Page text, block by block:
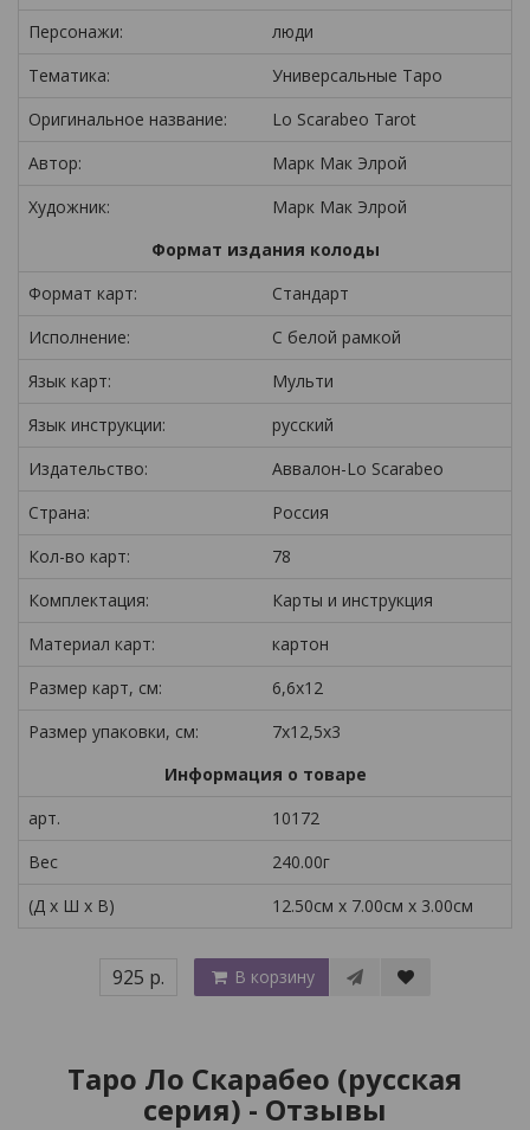
Персонажи:
люди
Тематика:
Универсальные Таро
Оригинальное название:
Lo Scarabeo Tarot
Автор:
Марк Мак Элрой
Художник:
Марк Мак Элрой
Формат издания колоды
Формат карт:
Стандарт
Исполнение:
С белой рамкой
Язык карт:
Мульти
Язык инструкции:
русский
Издательство:
Аввалон-Lo Scarabeo
Страна:
Россия
Кол-во карт:
78
Комплектация:
Карты и инструкция
Материал карт:
картон
Размер карт, см:
6,6x12
Размер упаковки, см:
7x12,5x3
Информация о товаре
арт.
10172
Вес
240.00г
(Д x Ш x В)
12.50см x 7.00см x 3.00см
925 р. В корзину
Таро Ло Скарабео (русская
серия) - Отзывы